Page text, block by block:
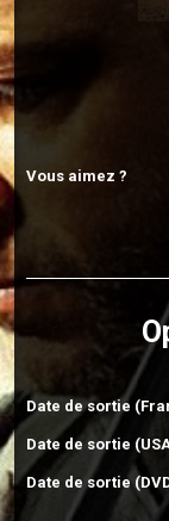
Vous aimez ?
Date de sortie
Date de sortie
Date de sortie